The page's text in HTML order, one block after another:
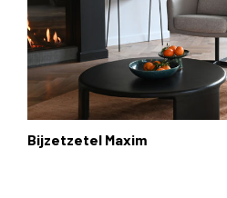
Bijzetzetel Maxim